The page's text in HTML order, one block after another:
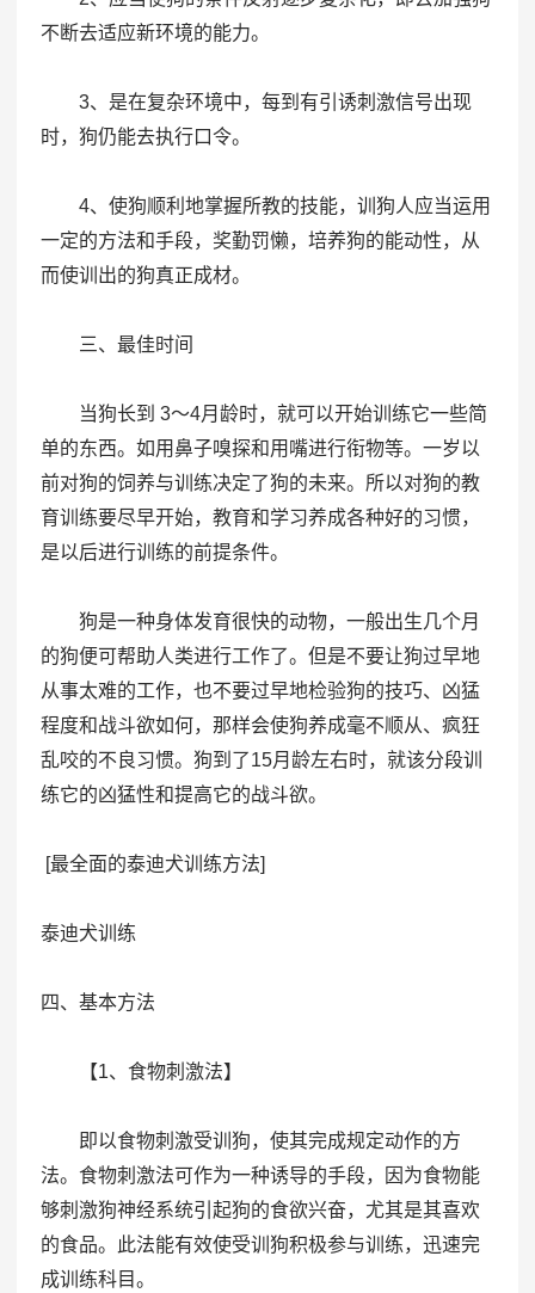
不断去适应新环境的能力。
3、是在复杂环境中，每到有引诱刺激信号出现
时，狗仍能去执行口令。
4、使狗顺利地掌握所教的技能，训狗人应当运用
一定的方法和手段，奖勤罚懒，培养狗的能动性，从
而使训出的狗真正成材。
三、最佳时间
当狗长到 3～4月龄时，就可以开始训练它一些简
单的东西。如用鼻子嗅探和用嘴进行衔物等。一岁以
前对狗的饲养与训练决定了狗的未来。所以对狗的教
育训练要尽早开始，教育和学习养成各种好的习惯，
是以后进行训练的前提条件。
狗是一种身体发育很快的动物，一般出生几个月
的狗便可帮助人类进行工作了。但是不要让狗过早地
从事太难的工作，也不要过早地检验狗的技巧、凶猛
程度和战斗欲如何，那样会使狗养成毫不顺从、疯狂
乱咬的不良习惯。狗到了15月龄左右时，就该分段训
练它的凶猛性和提高它的战斗欲。
[最全面的泰迪犬训练方法]
泰迪犬训练
四、基本方法
【1、食物刺激法】
即以食物刺激受训狗，使其完成规定动作的方
法。食物刺激法可作为一种诱导的手段，因为食物能
够刺激狗神经系统引起狗的食欲兴奋，尤其是其喜欢
的食品。此法能有效使受训狗积极参与训练，迅速完
成训练科目。